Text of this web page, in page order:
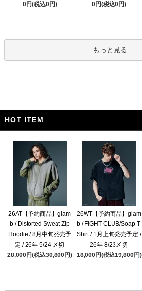
0円(税込0円)
0円(税込0円)
もっと見る
HOT ITEM
26AT【予約商品】glam
b / Distorted Sweat Zip
Hoodie / 8月中旬発売予
定 / 26年 5/24 〆切
28,000円(税込30,800円)
26WT【予約商品】glam
b / FIGHT CLUB/Soap T-
Shirt / 1月上旬発売予定 /
26年 8/23〆切
18,000円(税込19,800円)